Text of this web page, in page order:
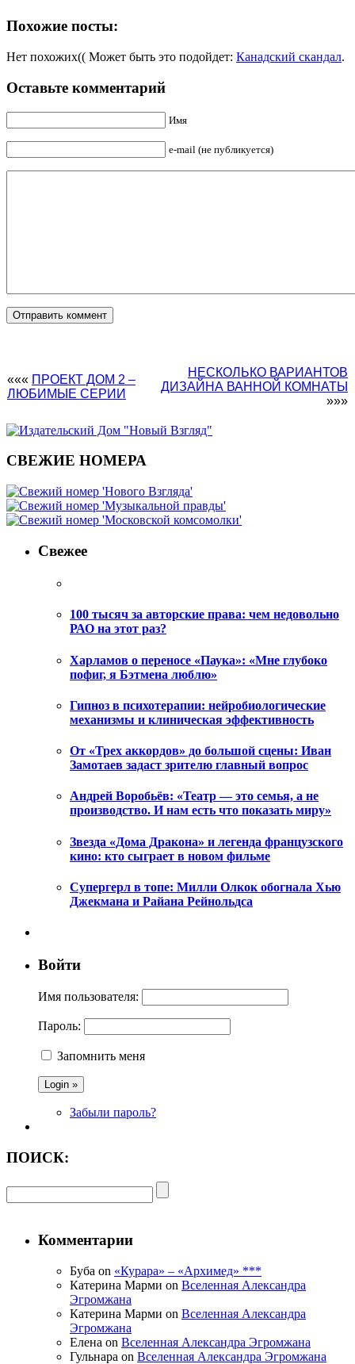
Похожие посты:
Нет похожих(( Может быть это подойдет: Канадский скандал.
Оставьте комментарий
Имя
e-mail (не публикуется)
««« ПРОЕКТ ДОМ 2 –
ЛЮБИМЫЕ СЕРИИ
НЕСКОЛЬКО ВАРИАНТОВ
ДИЗАЙНА ВАННОЙ КОМНАТЫ
»»»
СВЕЖИЕ НОМЕРА
Свежее
100 тысяч за авторские права: чем недовольно
РАО на этот раз?
Харламов о переносе «Паука»: «Мне глубоко
пофиг, я Бэтмена люблю»
Гипноз в психотерапии: нейробиологические
механизмы и клиническая эффективность
От «Трех аккордов» до большой сцены: Иван
Замотаев задаст зрителю главный вопрос
Андрей Воробьёв: «Театр — это семья, а не
производство. И нам есть что показать миру»
Звезда «Дома Дракона» и легенда французского
кино: кто сыграет в новом фильме
Супергерл в топе: Милли Олкок обогнала Хью
Джекмана и Райана Рейнольдса
Войти
Имя пользователя:
Пароль:
Запомнить меня
Забыли пароль?
ПОИСК:
Комментарии
Буба on «Курара» – «Архимед» ***
Катерина Марми on Вселенная Александра
Эгромжана
Катерина Марми on Вселенная Александра
Эгромжана
Елена on Вселенная Александра Эгромжана
Гульнара on Вселенная Александра Эгромжана